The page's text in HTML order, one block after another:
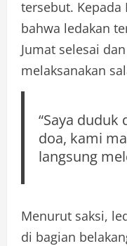
tersebut. Kepada
bahwa ledakan
Jumat selesai
melaksanakan
“Saya
doa, kami
langsung
Menurut saksi,
di bagian